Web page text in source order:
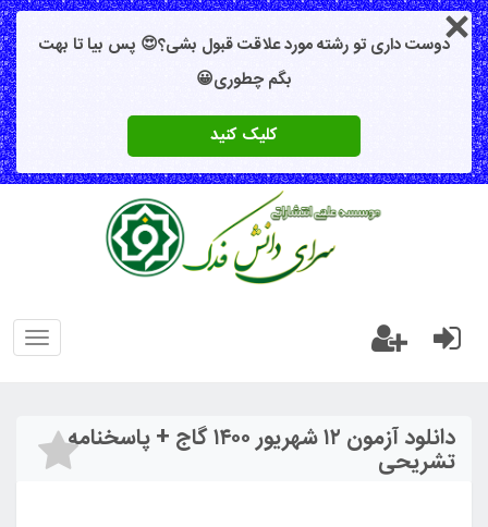
دوست داری تو رشته مورد علاقت قبول بشی؟😍 پس بیا تا بهت
بگم چطوری😀
کلیک کنید
دانلود آزمون ۱۲ شهریور ۱۴۰۰ گاج + پاسخنامه
تشریحی